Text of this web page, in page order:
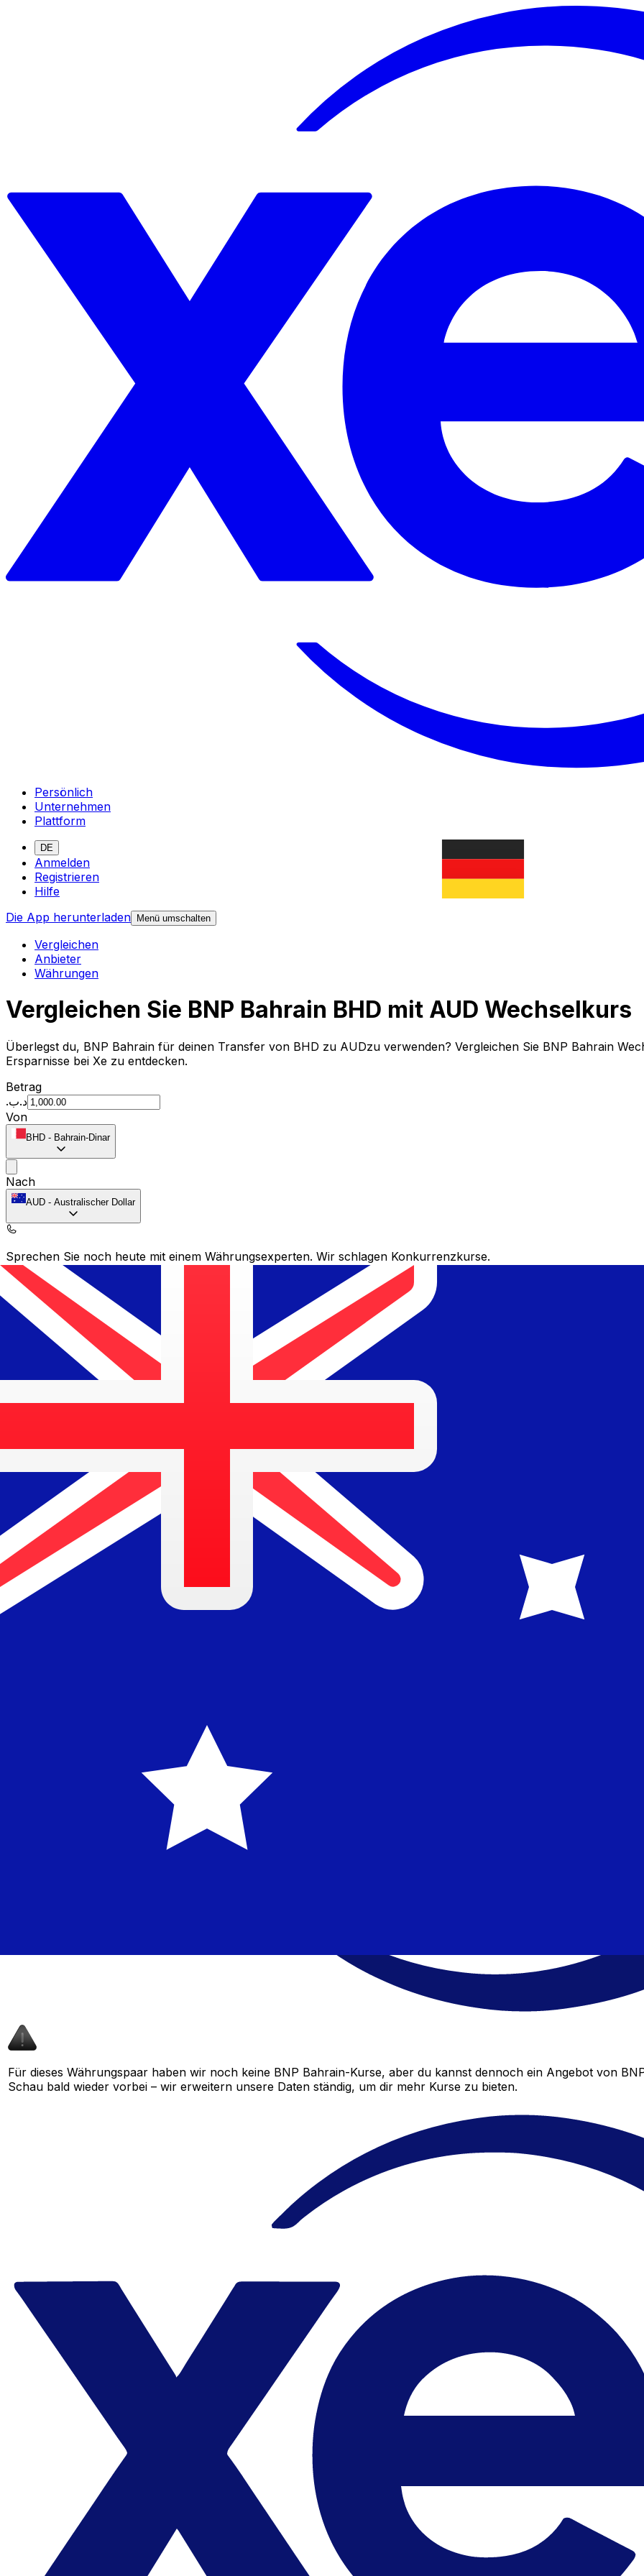
Persönlich
Unternehmen
Plattform
DE
Anmelden
Registrieren
Hilfe
Die App herunterladen Menü umschalten
Vergleichen
Anbieter
Währungen
Vergleichen Sie BNP Bahrain BHD mit AUD Wechselkurs
Überlegst du, BNP Bahrain für deinen Transfer von BHD zu AUDzu verwenden? Vergleichen Sie BNP Bahrain
Ersparnisse bei Xe zu entdecken.
Betrag
.د.ب
Von
BHD - Bahrain-Dinar
Nach
AUD - Australischer Dollar
Sprechen Sie noch heute mit einem Währungsexperten. Wir schlagen Konkurrenzkurse.
Termin für ein Gespräch vereinbaren
Anbieter
Für dieses Währungspaar haben wir noch keine BNP Bahrain-Kurse, aber du kannst dennoch ein Angebot von
Schau bald wieder vorbei – wir erweitern unsere Daten ständig, um dir mehr Kurse zu bieten.